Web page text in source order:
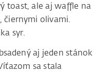
toast, ale aj waffle na
čiernymi olivami.
syr.
aj jeden stánok
sa stala